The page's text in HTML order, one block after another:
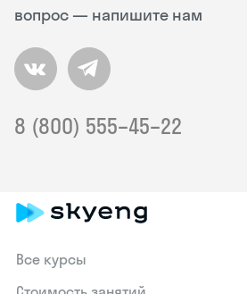
вопрос — напишите нам
8 (800) 555–45–22
Все курсы